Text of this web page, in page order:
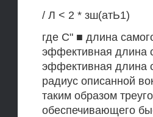
/ Л < 2 * зш(атЬ1)
где С" ■ длина
эффективная длина
эффективная длина
радиус описанной
таким образом
обеспечивающего